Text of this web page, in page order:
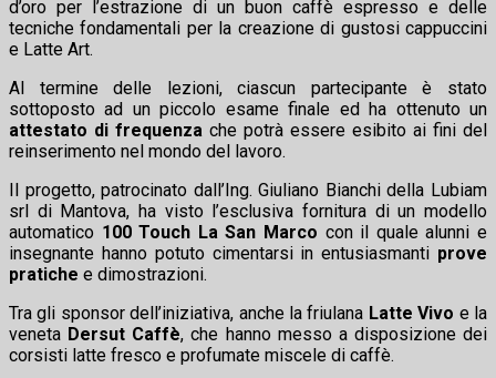
d’oro per l’estrazione di un buon caffè espresso e delle
tecniche fondamentali per la creazione di gustosi cappuccini
e Latte Art.
Al termine delle lezioni, ciascun partecipante è stato
sottoposto ad un piccolo esame finale ed ha ottenuto un
attestato di frequenza che potrà essere esibito ai fini del
reinserimento nel mondo del lavoro.
Il progetto, patrocinato dall’Ing. Giuliano Bianchi della Lubiam
srl di Mantova, ha visto l’esclusiva fornitura di un modello
automatico 100 Touch La San Marco con il quale alunni e
insegnante hanno potuto cimentarsi in entusiasmanti prove
pratiche e dimostrazioni.
Tra gli sponsor dell’iniziativa, anche la friulana Latte Vivo e la
veneta Dersut Caffè, che hanno messo a disposizione dei
corsisti latte fresco e profumate miscele di caffè.